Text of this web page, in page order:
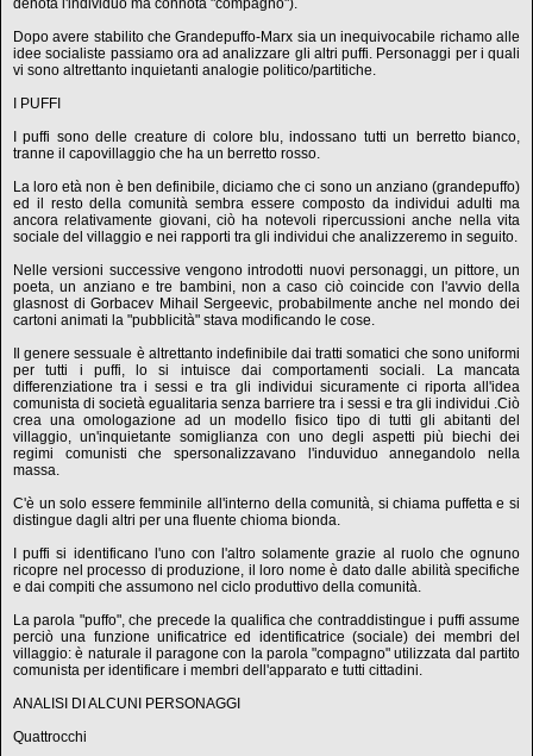
denota l'individuo ma connota "compagno").
Dopo avere stabilito che Grandepuffo-Marx sia un inequivocabile richamo alle
idee socialiste passiamo ora ad analizzare gli altri puffi. Personaggi per i quali
vi sono altrettanto inquietanti analogie politico/partitiche.
I PUFFI
I puffi sono delle creature di colore blu, indossano tutti un berretto bianco,
tranne il capovillaggio che ha un berretto rosso.
La loro età non è ben definibile, diciamo che ci sono un anziano (grandepuffo)
ed il resto della comunità sembra essere composto da individui adulti ma
ancora relativamente giovani, ciò ha notevoli ripercussioni anche nella vita
sociale del villaggio e nei rapporti tra gli individui che analizzeremo in seguito.
Nelle versioni successive vengono introdotti nuovi personaggi, un pittore, un
poeta, un anziano e tre bambini, non a caso ciò coincide con l'avvio della
glasnost di Gorbacev Mihail Sergeevic, probabilmente anche nel mondo dei
cartoni animati la "pubblicità" stava modificando le cose.
Il genere sessuale è altrettanto indefinibile dai tratti somatici che sono uniformi
per tutti i puffi, lo si intuisce dai comportamenti sociali. La mancata
differenziatione tra i sessi e tra gli individui sicuramente ci riporta all'idea
comunista di società egualitaria senza barriere tra i sessi e tra gli individui .Ciò
crea una omologazione ad un modello fisico tipo di tutti gli abitanti del
villaggio, un'inquietante somiglianza con uno degli aspetti più biechi dei
regimi comunisti che spersonalizzavano l'induviduo annegandolo nella
massa.
C'è un solo essere femminile all'interno della comunità, si chiama puffetta e si
distingue dagli altri per una fluente chioma bionda.
I puffi si identificano l'uno con l'altro solamente grazie al ruolo che ognuno
ricopre nel processo di produzione, il loro nome è dato dalle abilità specifiche
e dai compiti che assumono nel ciclo produttivo della comunità.
La parola "puffo", che precede la qualifica che contraddistingue i puffi assume
perciò una funzione unificatrice ed identificatrice (sociale) dei membri del
villaggio: è naturale il paragone con la parola "compagno" utilizzata dal partito
comunista per identificare i membri dell'apparato e tutti cittadini.
ANALISI DI ALCUNI PERSONAGGI
Quattrocchi